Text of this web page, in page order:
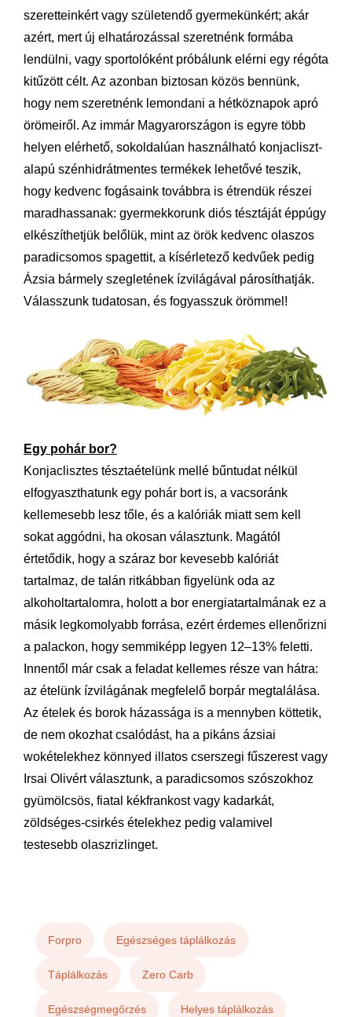
szeretteinkért vagy születendő gyermekünkért; akár
azért, mert új elhatározással szeretnénk formába
lendülni, vagy sportolóként próbálunk elérni egy régóta
kitűzött célt. Az azonban biztosan közös bennünk,
hogy nem szeretnénk lemondani a hétköznapok apró
örömeiről. Az immár Magyarországon is egyre több
helyen elérhető, sokoldalúan használható konjacliszt-
alapú szénhidrátmentes termékek lehetővé teszik,
hogy kedvenc fogásaink továbbra is étrendük részei
maradhassanak: gyermekkorunk diós tésztáját éppúgy
elkészíthetjük belőlük, mint az örök kedvenc olaszos
paradicsomos spagettit, a kísérletező kedvűek pedig
Ázsia bármely szegletének ízvilágával párosíthatják.
Válasszunk tudatosan, és fogyasszuk örömmel!
Egy pohár bor?
Konjaclisztes tésztaételünk mellé bűntudat nélkül
elfogyaszthatunk egy pohár bort is, a vacsoránk
kellemesebb lesz tőle, és a kalóriák miatt sem kell
sokat aggódni, ha okosan választunk. Magától
értetődik, hogy a száraz bor kevesebb kalóriát
tartalmaz, de talán ritkábban figyelünk oda az
alkoholtartalomra, holott a bor energiatartalmának ez a
másik legkomolyabb forrása, ezért érdemes ellenőrizni
a palackon, hogy semmiképp legyen 12–13% feletti.
Innentől már csak a feladat kellemes része van hátra:
az ételünk ízvilágának megfelelő borpár megtalálása.
Az ételek és borok házassága is a mennyben köttetik,
de nem okozhat csalódást, ha a pikáns ázsiai
wokételekhez könnyed illatos cserszegi fűszerest vagy
Irsai Olivért választunk, a paradicsomos szószokhoz
gyümölcsös, fiatal kékfrankost vagy kadarkát,
zöldséges-csirkés ételekhez pedig valamivel
testesebb olaszrizlinget.
Forpro Egészséges táplálkozás
Táplálkozás Zero Carb
Egészségmegőrzés Helyes táplálkozás